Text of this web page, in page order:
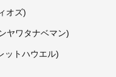
オズ)
ヤワタナベマン)
ットハウエル)